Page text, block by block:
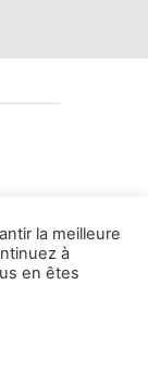
la meilleure
à
en êtes